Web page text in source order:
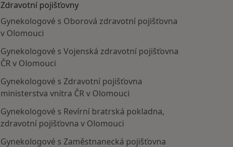
Zdravotní pojišťovny
Gynekologové s Oborová zdravotní pojišťovna
v Olomouci
Gynekologové s Vojenská zdravotní pojišťovna
ČR v Olomouci
Gynekologové s Zdravotní pojišťovna
ministerstva vnitra ČR v Olomouci
Gynekologové s Revírní bratrská pokladna,
zdravotní pojišťovna v Olomouci
Gynekologové s Zaměstnanecká pojišťovna